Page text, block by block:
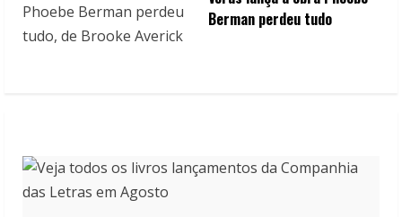
Berman perdeu tudo